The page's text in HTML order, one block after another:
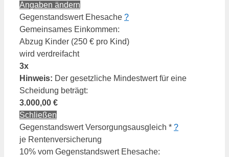
Angaben ändern
Gegenstandswert Ehesache ?
Gemeinsames Einkommen:
Abzug Kinder (250 € pro Kind)
wird verdreifacht
3x
Hinweis: Der gesetzliche Mindestwert für eine
Scheidung beträgt:
3.000,00 €
Schließen
Gegenstandswert Versorgungsausgleich * ?
je Rentenversicherung
10% vom Gegenstandswert Ehesache: